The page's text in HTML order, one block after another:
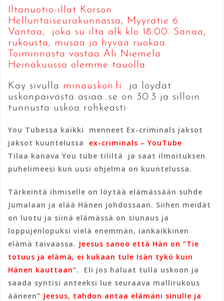
Iltanuotio-illat Korson
Helluntaiseurakunnassa, Myyrätie 6
Vantaa, joka su ilta alk klo 18.00. Sanaa,
rukousta, musaa ja hyvää ruokaa.
Toiminnasta vastaa Ali Niemelä.
Heinäkuussa olemme tauolla.
Käy sivulla minauskon.fi
ja löydät
uskonpäivästä asiaa…se on 30.3 ja silloin
tunnusta uskoa rohkeasti
You Tubessa kaikki menneet Ex-criminals jaksot
jaksot kuuntelussa ex-criminals – YouTube
Tilaa kanava You tube tililtä ja saat ilmoituksen
puhelimeesi kun uusi ohjelma on kuuntelussa.
Tärkeintä ihmiselle on löytää elämässään suhde
Jumalaan ja elää Hänen johdossaan. Siihen meidät
on luotu ja siinä elämässä on siunaus ja
loppujenlopuksi vielä enemmän, iankaikkinen
elämä taivaassa. Jeesus sanoo että Hän on ”Tie
totuus ja elämä, ei kukaan tule Isän tykö kuin
Hänen kauttaan”.
Eli jos haluat tulla uskoon ja
saada syntisi anteeksi lue seuraava mallirukous
ääneen” Jeesus, tahdon antaa elämäni sinulle ja